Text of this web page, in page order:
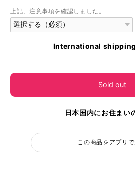
上記、注意事項を確認しました。
International
Sold out
日本国内にお住まい
この商品をアプリ